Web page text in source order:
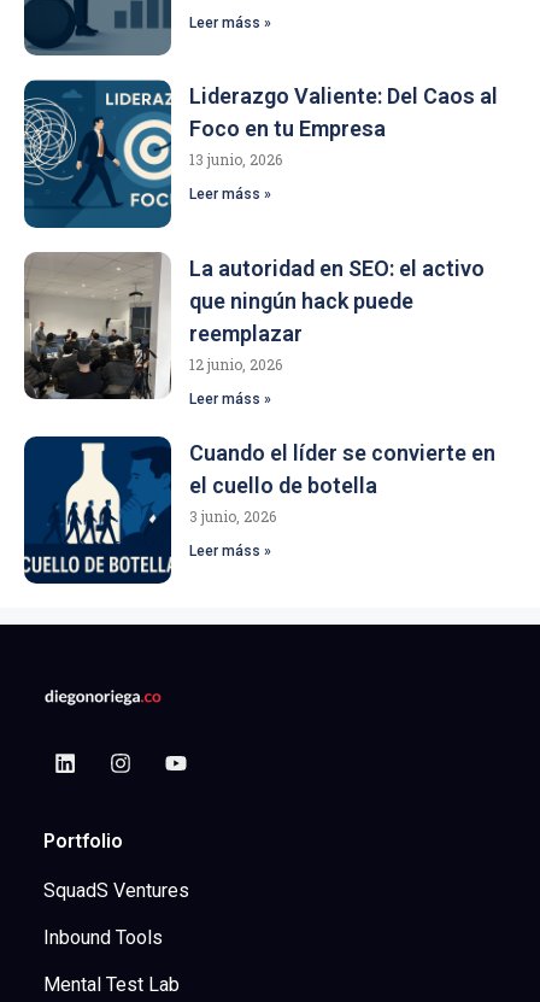
Leer máss »
Liderazgo Valiente: Del Caos al
Foco en tu Empresa
13 junio, 2026
Leer máss »
La autoridad en SEO: el activo
que ningún hack puede
reemplazar
12 junio, 2026
Leer máss »
Cuando el líder se convierte en
el cuello de botella
3 junio, 2026
Leer máss »
Portfolio
SquadS Ventures
Inbound Tools
Mental Test Lab